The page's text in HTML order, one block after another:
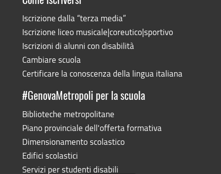
Iscrizione dalla “terza media”
Iscrizione liceo musicale|coreutico|sportivo
Iscrizioni di alunni con disabilità
Cambiare scuola
Certificare la conoscenza della lingua italiana
#GenovaMetropoli per la scuola
Biblioteche metropolitane
Piano provinciale dell'offerta formativa
Dimensionamento scolastico
Edifici scolastici
Servizi per studenti disabili